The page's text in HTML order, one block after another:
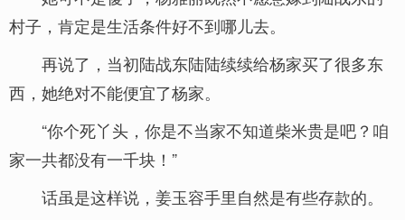
村子，肯定是生活条件好不到哪儿去。
再说了，当初陆战东陆陆续续给杨家买了很多东
西，她绝对不能便宜了杨家。
“你个死丫头，你是不当家不知道柴米贵是吧？咱
家一共都没有一千块！”
话虽是这样说，姜玉容手里自然是有些存款的。